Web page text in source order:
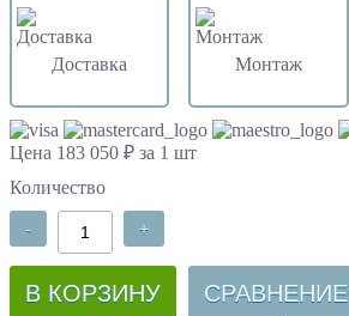
Доставка Монтаж
Цена 183 050 ₽ за 1 шт
Количество
- +
В КОРЗИНУ СРАВНЕНИЕ